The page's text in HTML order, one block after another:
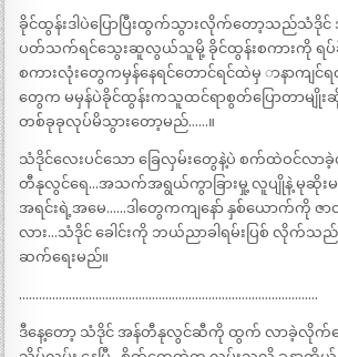
ခိုင်ထွန်းဒါပဲပြောပြီးထွက်သွားလိုက်တော့သည်သံဒို
ပတ်သက်ရင်သွေးဆူလွယ်သူမို့ ခိုင်ထွန်းစကားကို ရပ်
စကားလုံးတွေကမှန်နေရင်တောင်ရင်ထဲမှ ာနာကျင်
တွေက မမှန်ပဲခိုင်ထွန်းကသူထင်ရာစွတ်ပြောတာမျို
တစ်ခုခုလုပ်မိသွားတော့မည်……။
သံဒိုင်လေးပင်သော ခြေလှမ်းတွေနဲ့ပဲ စက်ထဲဝင်လ
တီနုလွင်ရေ…အသက်အရွယ်ကွာခြားမှု့ လူပျိုနဲ့ မုဆိုးမ
အရင်းရဲ့အမေ……ဒါတွေကကျနော် နှစ်ယောက်ကို ဇ
လား…သံဒိုင် ခေါင်းကို ဘယ်ညာခါရမ်းပြစ် လိုက်
ဆက်ရေးမည်။
………………………………………………………………………………
ဒီနေ့တော့ သံဒိုင် အန်တီနုလွင်ဆီကို ထွက် လာခဲ့လိုက်